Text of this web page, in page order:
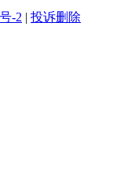
-2 | 投诉删除